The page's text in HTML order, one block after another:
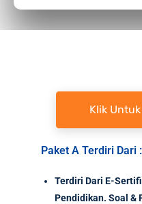
Klik
Paket A Terdiri Dari :
Terdiri Dari E-
Pendidikan. Soal &